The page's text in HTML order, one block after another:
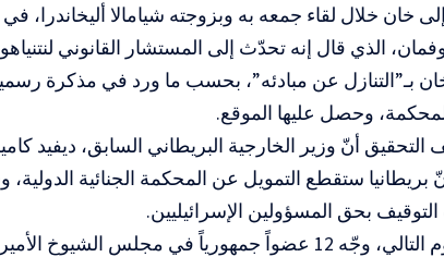
خان خلال لقاء جمعه به وبزوجته شيامالا أليخاندرا،
الذي قال إنه تحدّث إلى المستشار القانوني
بـ”التنازل عن مبادئه”، بحسب ما ورد في مذكرة
وحصل عليها الموقع.
أنّ وزير الخارجية البريطاني السابق، ديفيد
بأنّ بريطانيا ستقطع التمويل عن المحكمة الجنائية
بحق المسؤولين الإسرائيليين.
وفي اليوم التالي، وجّه 12 عضواً جمهورياً في مجلس